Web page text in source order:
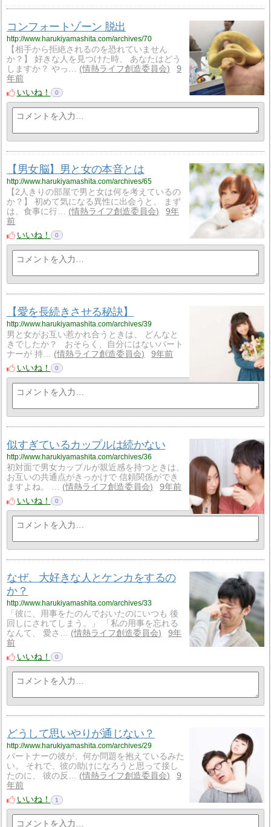
コンフォートゾーン 脱出
http://www.harukiyamashita.com/archives/70
【相手から拒絶されるのを恐れていません
か？】 好きな人を見つけた時、 あなたはどう
しますか？ やっ…
情熱ライフ創造委員会
9
年前
いいね！
0
【男女脳】男と女の本音とは
http://www.harukiyamashita.com/archives/65
【2人きりの部屋で男と女は何を考えているの
か？】 初めて気になる異性に出会うと、 まず
は、食事に行…
情熱ライフ創造委員会
9年
前
いいね！
0
【愛を長続きさせる秘訣】
http://www.harukiyamashita.com/archives/39
男と女がお互い惹かれ合うときは、 どんなと
きでしたか？ おそらく、自分にはないパート
ナーが 持…
情熱ライフ創造委員会
9年前
いいね！
0
似すぎているカップルは続かない
http://www.harukiyamashita.com/archives/36
初対面で男女カップルが親近感を持つときは、
お互いの共通点がきっかけで 信頼関係ができ
ますよね。 …
情熱ライフ創造委員会
9年前
いいね！
0
なぜ、大好きな人とケンカをするの
か？
http://www.harukiyamashita.com/archives/33
「彼に、用事をたのんでおいたのにいつも 後
回しにされてしまう。」 「私の用事を忘れる
なんて、 愛さ…
情熱ライフ創造委員会
9年
前
いいね！
0
どうして思いやりが通じない？
http://www.harukiyamashita.com/archives/29
パートナーの彼が、何か問題を抱えているみた
い。 それで、彼の助けになろうと思って接し
たのに、 彼の反…
情熱ライフ創造委員会
9
年前
いいね！
1